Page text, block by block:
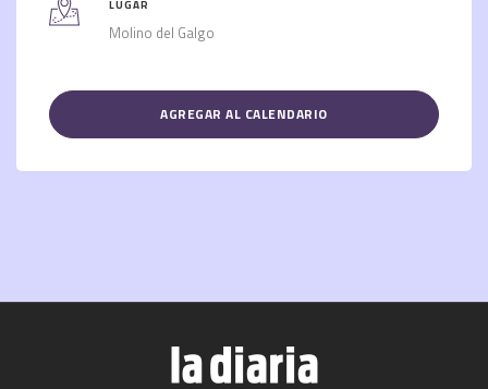
LUGAR
Molino del Galgo
AGREGAR AL CALENDARIO